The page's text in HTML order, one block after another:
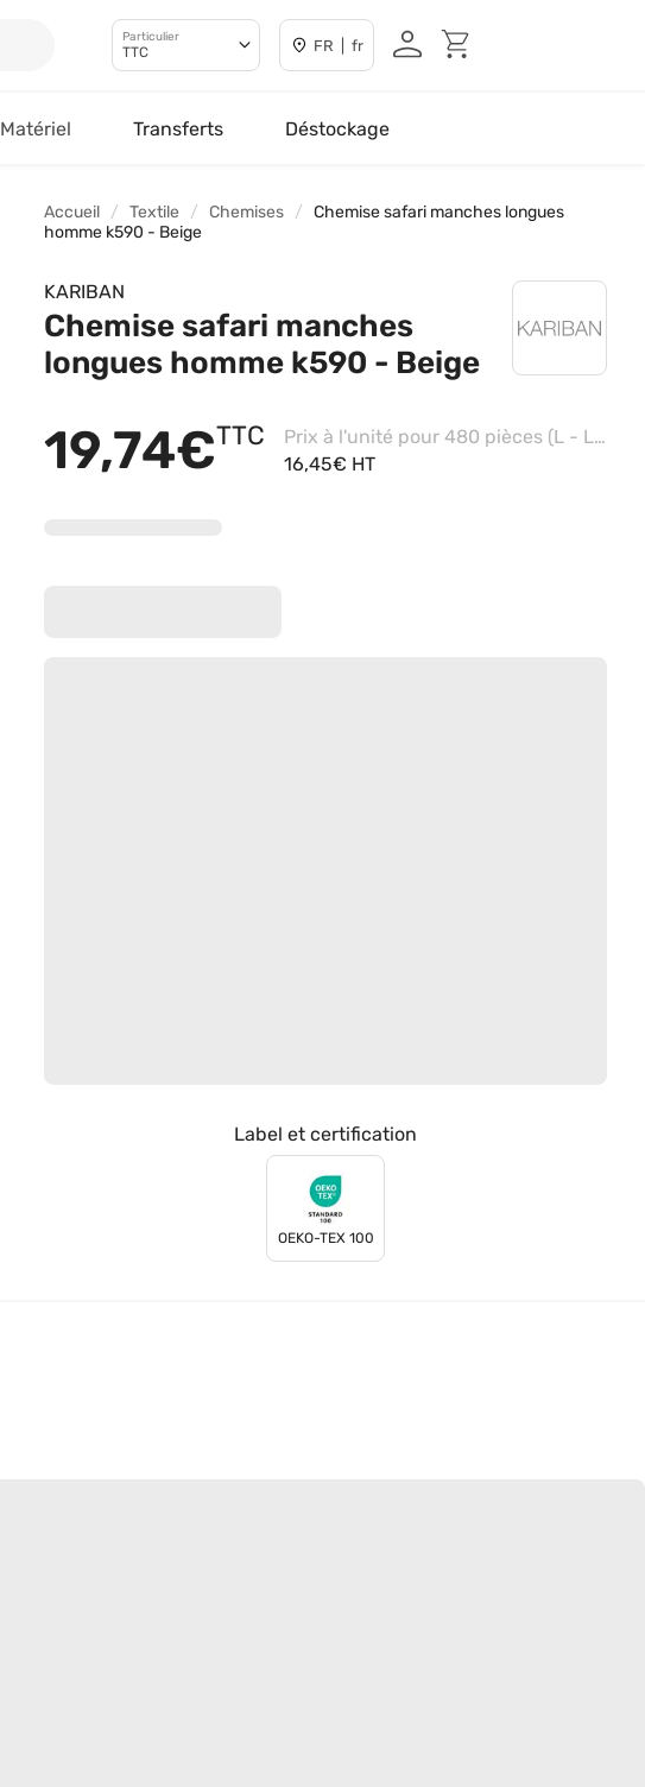
Particulier
TTC FR | fr
Matériel Transferts Déstockage
Accueil Textile Chemises
Chemise safari manches longues
homme k590 - Beige
KARIBAN
Chemise safari manches
longues homme k590 - Beige
19,74€TTC
Prix à l'unité pour 480 pièces (L - Light Khaki)
16,45€ HT
Label et certification
OEKO-TEX 100